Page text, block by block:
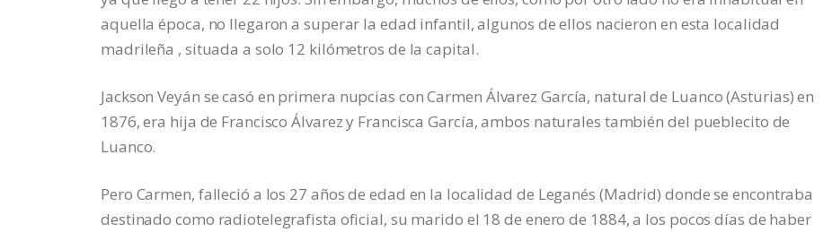
aquella época, no llegaron a superar la edad infantil, algunos de ellos nacieron en esta localidad
madrileña , situada a solo 12 kilómetros de la capital.
Jackson Veyán se casó en primera nupcias con Carmen Álvarez García, natural de Luanco (Asturias) en
1876, era hija de Francisco Álvarez y Francisca García, ambos naturales también del pueblecito de
Luanco.
Pero Carmen, falleció a los 27 años de edad en la localidad de Leganés (Madrid) donde se encontraba
destinado como radiotelegrafista oficial, su marido el 18 de enero de 1884, a los pocos días de haber